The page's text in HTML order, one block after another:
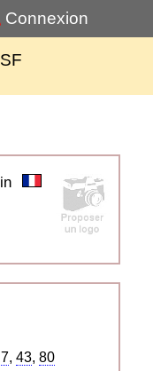
Connexion
, 43, 80